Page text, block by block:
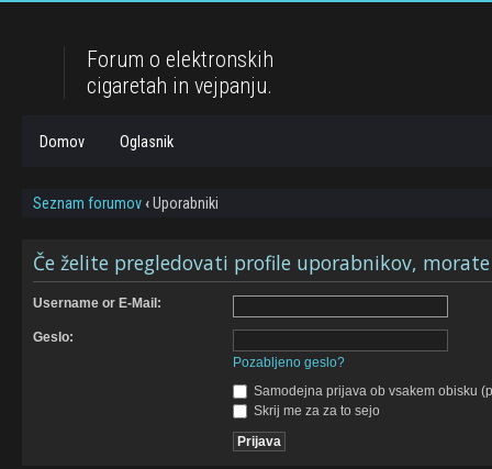
Forum o elektronskih
cigaretah in vejpanju.
Domov Oglasnik
Seznam forumov ‹Uporabniki
Če želite pregledovati profile uporabnikov,
Username or E-Mail:
Geslo:
Pozabljeno geslo?
Samodejna prijava ob vsakem obisku
Skrij me za za to sejo